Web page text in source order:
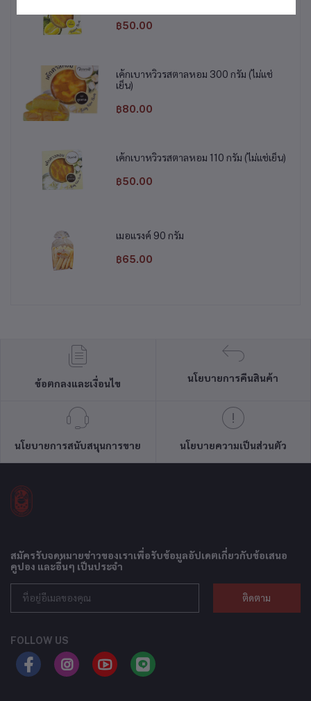
฿50.00
เค้กเบาหวิวรสตาลหอม 300 กรัม (ไม่แช่
เย็น)
฿80.00
เค้กเบาหวิวรสตาลหอม 110 กรัม (ไม่แช่เย็น)
฿50.00
เมอแรงค์ 90 กรัม
฿65.00
ข้อตกลงและเงื่อนไข
นโยบายการคืนสินค้า
นโยบายการสนับสนุนการขาย นโยบายความเป็นส่วนตัว
สมัครรับจดหมายข่าวของเราเพื่อรับข้อมูลอัปเดตเกี่ยวกับข้อเสนอ
คูปอง และอื่นๆ เป็นประจำ
ติดตาม
FOLLOW US